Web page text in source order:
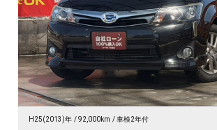
H25(2013)年 92,000km 車検2年付